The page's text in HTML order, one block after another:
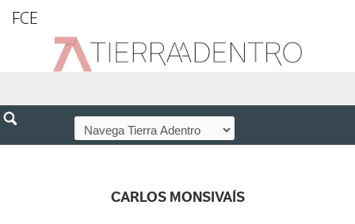
FCE
CARLOS MONSIVAÍS